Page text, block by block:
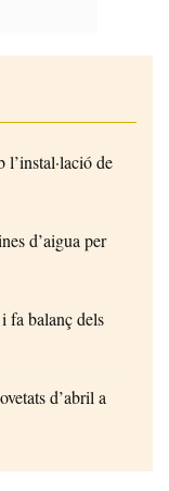
de
d’aigua per
fa balanç dels
d’abril a